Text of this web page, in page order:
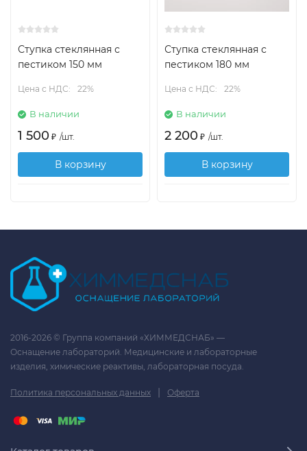
Ступка стеклянная с
пестиком 150 мм
Цена с НДС: 22%
В наличии
1 500 ₽ /шт.
В корзину
Ступка стеклянная с
пестиком 180 мм
Цена с НДС: 22%
В наличии
2 200 ₽ /шт.
В корзину
2016-2026 © Группа компаний «ХИММЕДСНАБ» —
Оснащение лабораторий. Медицинские и лабораторные
изделия, химические реактивы, лабораторная посуда.
Политика персональных данных | Оферта